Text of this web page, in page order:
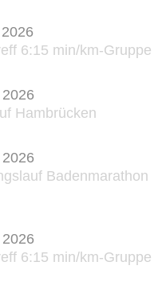
6:15 min/km-Gruppe
Hambrücken
Badenmarathon
6:15 min/km-Gruppe